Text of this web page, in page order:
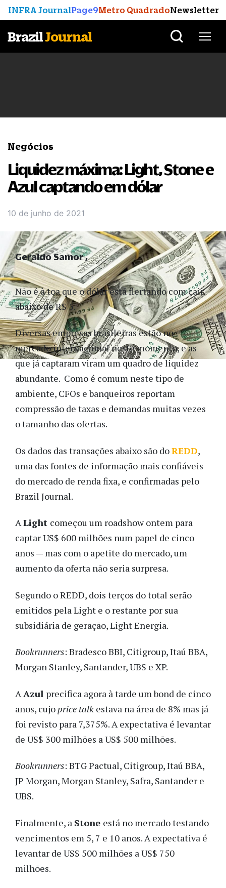
INFRA JournalPage9Metro QuadradoNewsletter
BrazilJournal
Negócios
Liquidez máxima: Light, Stone e
Azul captando em dólar
10 de junho de 2021
Não é à toa que o dólar está flertando com cair
abaixo de R$ 5.
Diversas empresas brasileiras estão no
mercado internacional neste momento, e as
que já captaram viram um quadro de liquidez
abundante. Como é comum neste tipo de
ambiente, CFOs e banqueiros reportam
compressão de taxas e demandas muitas vezes
o tamanho das ofertas.
Os dados das transações abaixo são doREDD,
uma das fontes de informação mais confiáveis
do mercado de renda fixa, e confirmadas pelo
Brazil Journal.
ALight começou um roadshow ontem para
captar US$ 600 milhões num papel de cinco
anos — mas com o apetite do mercado, um
aumento da oferta não seria surpresa.
Segundo o REDD, dois terços do total serão
emitidos pela Light e o restante por sua
subsidiária de geração, Light Energia.
Bookrunners: Bradesco BBI, Citigroup, Itaú BBA,
Morgan Stanley, Santander, UBS e XP.
AAzul precifica agora à tarde um bond de cinco
anos, cujo price talk estava na área de 8% mas já
foi revisto para 7,375%. A expectativa é levantar
de US$ 300 milhões a US$ 500 milhões.
Bookrunners: BTG Pactual, Citigroup, Itaú BBA,
JP Morgan, Morgan Stanley, Safra, Santander e
UBS.
Finalmente, a Stone está no mercado testando
vencimentos em 5, 7 e 10 anos. A expectativa é
levantar de US$ 500 milhões a US$ 750
milhões.
Geraldo Samor